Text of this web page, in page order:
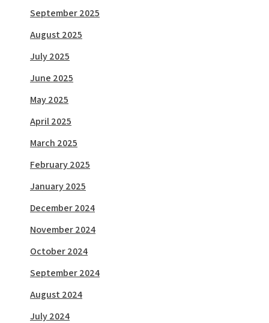
September 2025
August 2025
July 2025
June 2025
May 2025
April 2025
March 2025
February 2025
January 2025
December 2024
November 2024
October 2024
September 2024
August 2024
July 2024